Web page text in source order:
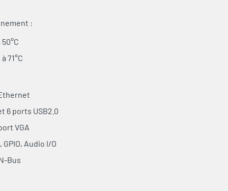
:
71°C
6 ports USB2.0
VGA
Audio I/O
Bus